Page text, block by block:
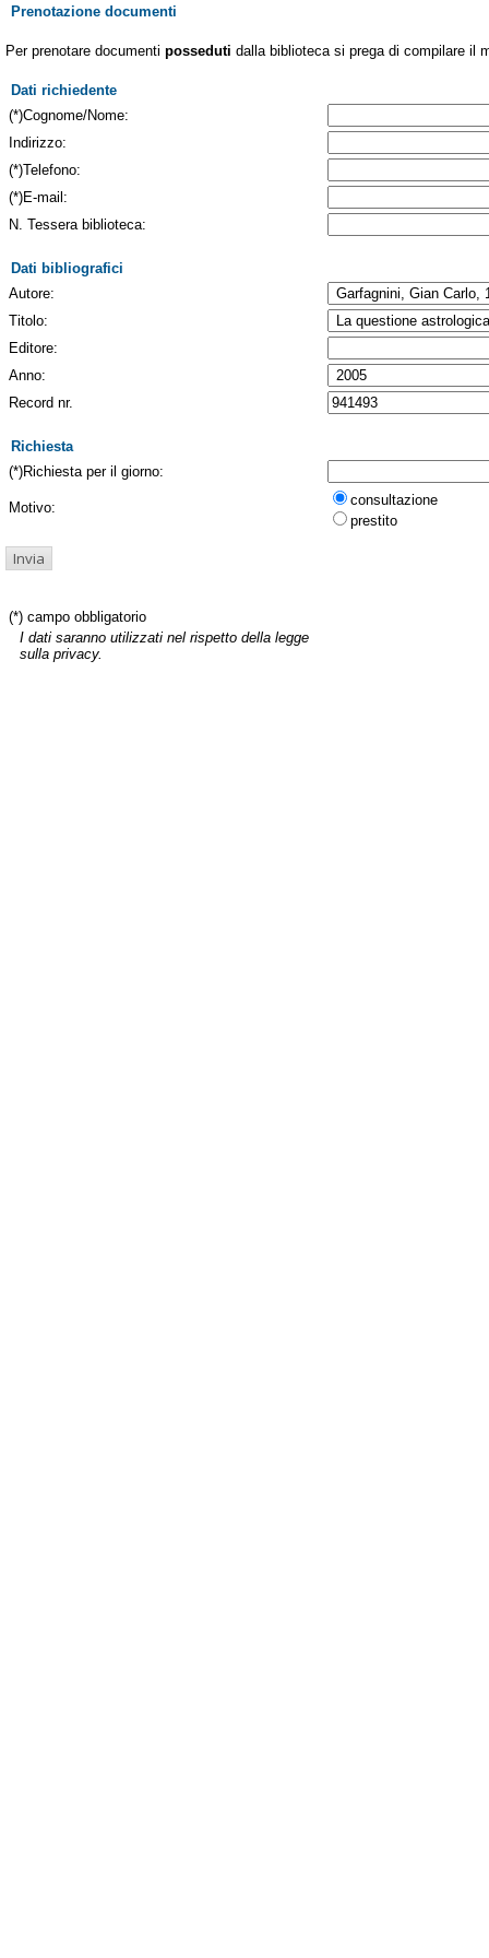
Prenotazione documenti
Per prenotare documenti posseduti dalla biblioteca si prega di compilare il
Dati richiedente
(*)Cognome/Nome:
Indirizzo:
(*)Telefono:
(*)E-mail:
N. Tessera biblioteca:
Dati bibliografici
Autore:
Titolo:
Editore:
Anno:
Record nr.
Richiesta
(*)Richiesta per il giorno:
Motivo:
consultazione
prestito
(*) campo obbligatorio
I dati saranno utilizzati nel rispetto della legge
sulla privacy.